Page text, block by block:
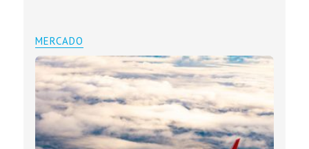
MERCADO